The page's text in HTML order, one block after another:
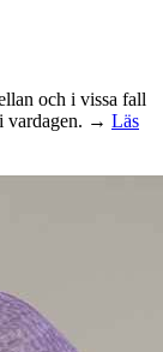
och i vissa fall
vardagen. → Läs